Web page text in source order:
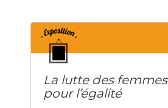
La lutte des femmes
pour l’égalité